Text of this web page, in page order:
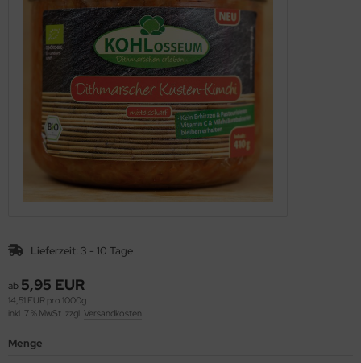
Lieferzeit: 3 - 10 Tage
ab 5,95 EUR
14,51 EUR pro 1000g
inkl. 7 % MwSt. zzgl. Versandkosten
Menge
& Pizza
und Knäckebrot in Rohkostqualität
Lebensmittel, verschiedene Produkte
Vitakeimerzeugnisse